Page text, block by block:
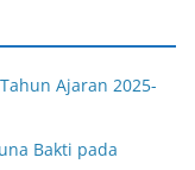
Ajaran 2025-
Bakti pada